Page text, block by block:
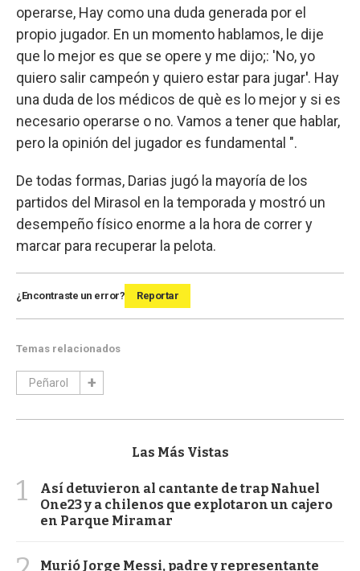
operarse, Hay como una duda generada por el
propio jugador. En un momento hablamos, le dije
que lo mejor es que se opere y me dijo;: 'No, yo
quiero salir campeón y quiero estar para jugar'. Hay
una duda de los médicos de què es lo mejor y si es
necesario operarse o no. Vamos a tener que hablar,
pero la opinión del jugador es fundamental ".
De todas formas, Darias jugó la mayoría de los
partidos del Mirasol en la temporada y mostró un
desempeño físico enorme a la hora de correr y
marcar para recuperar la pelota.
¿Encontraste un error? Reportar
Temas relacionados
Peñarol
Las Más Vistas
1
Así detuvieron al cantante de trap Nahuel
One23 y a chilenos que explotaron un cajero
en Parque Miramar
Murió Jorge Messi, padre y representante